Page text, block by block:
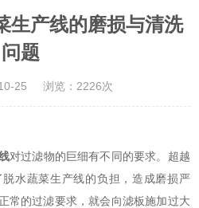
生产线的磨损与清洗
问题
25 浏览：2226次
对过滤物的巨细有不同的要求。超越
水蔬菜生产线的负担，造成磨损严
常的过滤要求，就会向滤板施加过大